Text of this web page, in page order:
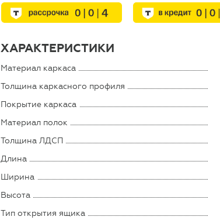
ХАРАКТЕРИСТИКИ
Материал каркаса
Толщина каркасного профиля
Покрытие каркаса
Материал полок
Толщина ЛДСП
Длина
Ширина
Высота
Тип открытия ящика